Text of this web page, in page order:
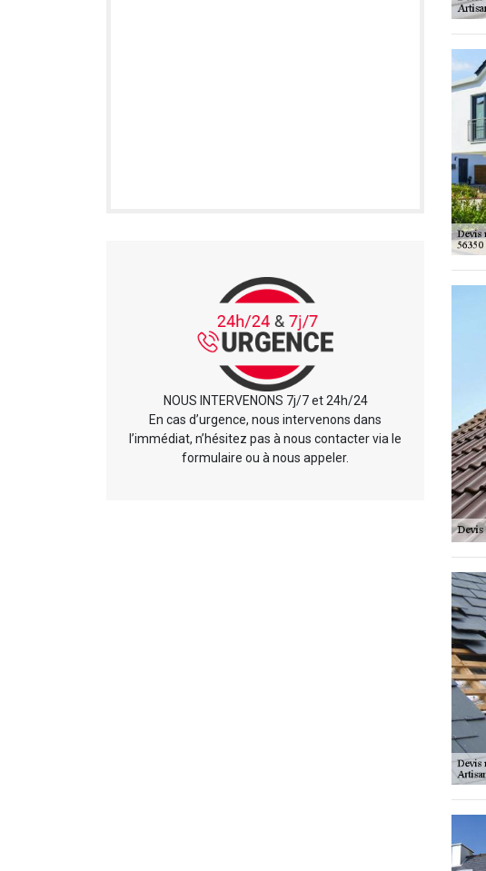
NOUS INTERVENONS 7j/7 et 24h/24
En cas d’urgence, nous intervenons dans
l’immédiat, n’hésitez pas à nous contacter via le
formulaire ou à nous appeler.